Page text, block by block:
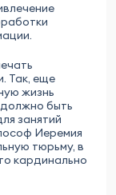
Так, еще
жизнь
быть
занятий
Иеремия
тюрьму, в
кардинально